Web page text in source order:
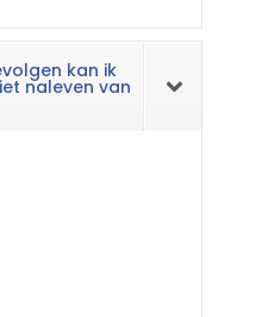
kan ik
naleven van